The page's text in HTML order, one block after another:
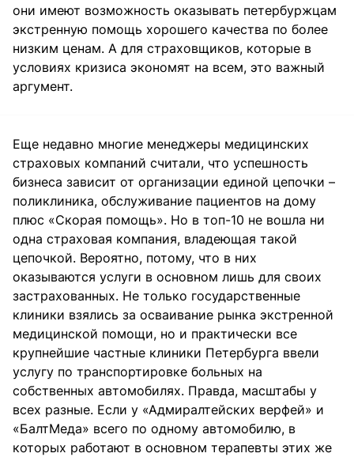
они имеют возможность оказывать петербуржцам
экстренную помощь хорошего качества по более
низким ценам. А для страховщиков, которые в
условиях кризиса экономят на всем, это важный
аргумент.
Еще недавно многие менеджеры медицинских
страховых компаний считали, что успешность
бизнеса зависит от организации единой цепочки –
поликлиника, обслуживание пациентов на дому
плюс «Скорая помощь». Но в топ-10 не вошла ни
одна страховая компания, владеющая такой
цепочкой. Вероятно, потому, что в них
оказываются услуги в основном лишь для своих
застрахованных. Не только государственные
клиники взялись за осваивание рынка экстренной
медицинской помощи, но и практически все
крупнейшие частные клиники Петербурга ввели
услугу по транспортировке больных на
собственных автомобилях. Правда, масштабы у
всех разные. Если у «Адмиралтейских верфей» и
«БалтМеда» всего по одному автомобилю, в
которых работают в основном терапевты этих же